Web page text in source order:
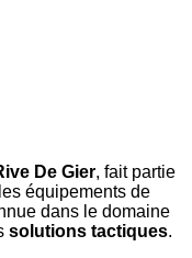
De Gier, fait partie
équipements de
dans le domaine
solutions tactiques.